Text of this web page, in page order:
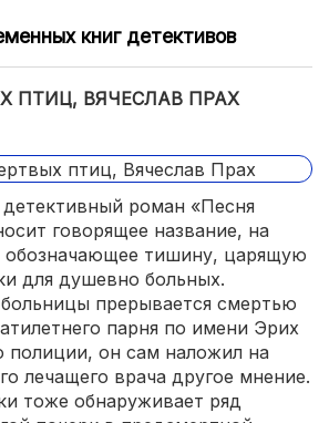
книг детективов
ПТИЦ, ВЯЧЕСЛАВ ПРАХ
роман «Песня
говорящее название, на
обозначающее тишину, царящую
для душевно больных.
прерывается смертью
парня по имени Эрих
он сам наложил на
лечащего врача другое мнение.
тоже обнаруживает ряд